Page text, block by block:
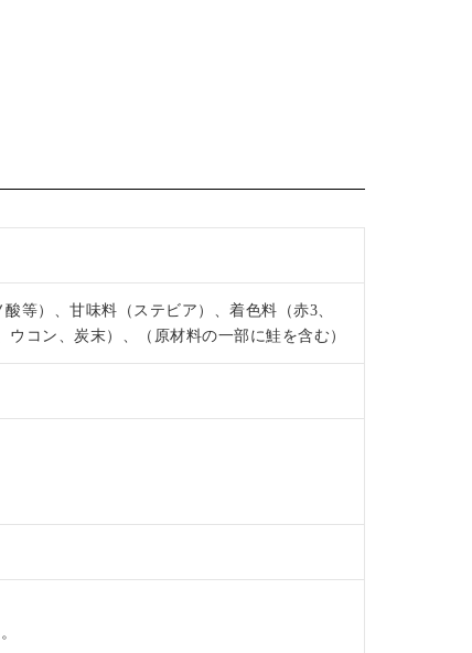
等）、甘味料（ステビア）、着色料（赤3、
コン、炭末）、（原材料の一部に鮭を含む）